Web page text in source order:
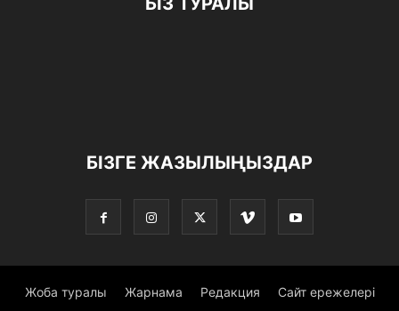
БІЗГЕ ЖАЗЫЛЫҢЫЗДАР
Жоба туралы Жарнама Редакция Сайт ережелері